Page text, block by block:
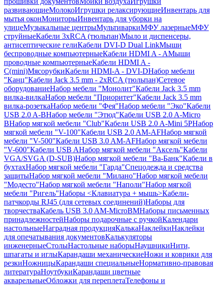
развивающиеМолокоИгрушки релаксирующиеИнвентарь для
мытья оконМониторыИнвентарь для уборки на
улицеМузыкальные центрыМультиваркиМФУ лазерныеМФУ
струйныеКабели 3xRCA (тюльпан)Мыло и диспенсеры,
антисептические гелиКабели DVI-D Dual LinkМыши
беспроводные компьютерныеКабели HDMI A - AМыши
проводные компьютерныеКабели HDMI A -
C(mini)МясорубкиКабели HDMI-A - DVI-DНабор мебели
"Канц"Кабели Jack 3.5 mm - 2xRCA (тюльпан)Сетевое
оборудованиеНабор мебели "Монолит"Кабели Jack 3.5 mm
вилка-вилкаНабор мебели "Приоритет"Кабели Jack 3.5 mm
вилка-розеткаНабор мебели "Фея"Набор мебели "Эко"Кабели
USB 2.0 A-BНабор мебели "Этюд"Кабели USB 2.0 A-Micro
BНабор мягкой мебели "Club"Кабели USB 2.0 A-Mini 5PНабор
мягкой мебели "V-100"Кабели USB 2.0 AM-AFНабор мягкой
мебели "V-500"Кабели USB 3.0 AM-AFНабор мягкой мебели
"V-600"Кабели USB AНабор мягкой мебели "Аксель"Кабели
VGA/SVGA (D-SUB)Набор мягкой мебели "Ва-Банк"Кабели в
бухтахНабор мягкой мебели "Гарда"Спецодежда и средства
защитыНабор мягкой мебели "Милано"Набор мягкой мебели
"Модесто"Набор мягкой мебели "Наполи"Набор мягкой
мебели "Ригель"Наборы <Клавиатура + мышь>Кабели-
патчкорды RJ45 (для сетевых соединений)Наборы для
творчестваКабель USB 3.0 AM-MicroBMНаборы письменных
принадлежностейНаборы подарочные с ручкойКалендари
настольныеНаградная продукцияКалькаНаклейкиНаклейки
для опечатывания документовКалькуляторы
инженерныеСтолыНастольные наборыНаушникиНити,
шпагаты и иглыКарандаши механическиеНожи и коврики для
резкиНожницыКарандаши специальныеНормативно-правовая
литератураНоутбукиКарандаши цветные
акварельныеОбложки для переплетаТелефоны и